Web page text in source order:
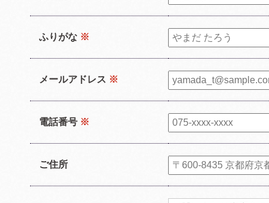
ふりがな ※
メールアドレス ※
電話番号 ※
ご住所